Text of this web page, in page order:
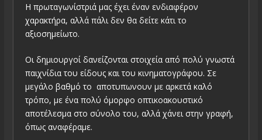
Η πρωταγωνίστριά μας έχει έναν ενδιαφέρον
χαρακτήρα, αλλά πάλι δεν θα δείτε κάτι το
αξιοσημείωτο.
Οι δημιουργοί δανείζονται στοιχεία από πολύ γνωστά
παιχνίδια του είδους και του κινηματογράφου. Σε
μεγάλο βαθμό το αποτυπωνουν με αρκετά καλό
τρόπο, με ένα πολύ όμορφο οπτικοακουστικό
αποτέλεσμα στο σύνολο του, αλλά χάνει στην γραφή,
όπως αναφέραμε.